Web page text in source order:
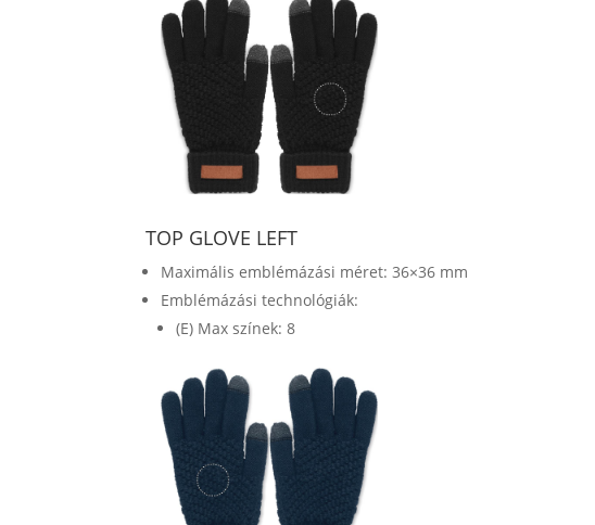
TOP GLOVE LEFT
Maximális emblémázási méret: 36×36 mm
Emblémázási technológiák:
(E) Max színek: 8